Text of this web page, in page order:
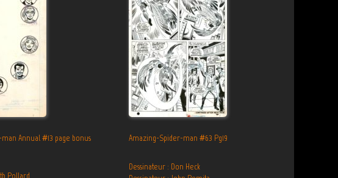
Annual #13 page bonus
Pollard
Amazing-Spider-man #63 Pg19
Dessinateur : Don Heck